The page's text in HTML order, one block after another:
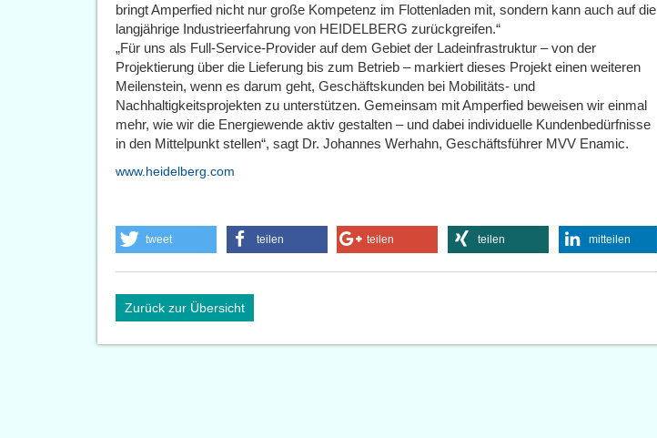
bringt Amperfied nicht nur große Kompetenz im Flottenladen mit, sondern kann auch auf die
langjährige Industrieerfahrung von HEIDELBERG zurückgreifen.“
„Für uns als Full-Service-Provider auf dem Gebiet der Ladeinfrastruktur – von der
Projektierung über die Lieferung bis zum Betrieb – markiert dieses Projekt einen weiteren
Meilenstein, wenn es darum geht, Geschäftskunden bei Mobilitäts- und
Nachhaltigkeitsprojekten zu unterstützen. Gemeinsam mit Amperfied beweisen wir einmal
mehr, wie wir die Energiewende aktiv gestalten – und dabei individuelle Kundenbedürfnisse
in den Mittelpunkt stellen“, sagt Dr. Johannes Werhahn, Geschäftsführer MVV Enamic.
www.heidelberg.com
tweet teilen teilen teilen mitteilen
Zurück zur Übersicht